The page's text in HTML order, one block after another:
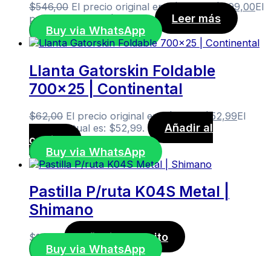
$546,00 El precio original era: $546,00. 499,00El
precio actual es: $499,00.
Leer más
Buy via WhatsApp
Llanta Gatorskin Foldable
700×25 | Continental
$62,00 El precio original era: $62,00.$52,99El
precio actual es: $52,99.
Añadir al
carrito
Buy via WhatsApp
Pastilla P/ruta K04S Metal |
Shimano
$14,00
Añadir al carrito
Buy via WhatsApp